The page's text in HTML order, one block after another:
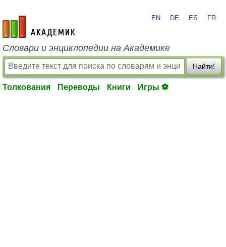
academic.ru
EN DE ES FR
Словари и энциклопедии на Академике
Найти!
Толкования Переводы Книги Игры ⚽